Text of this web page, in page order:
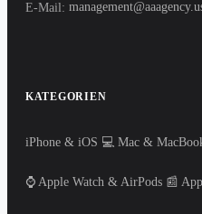
E-Mail:
KATEGORIEN
iPhone & iOS 💻 Mac &
⌚ Apple Watch & AirPods 📰